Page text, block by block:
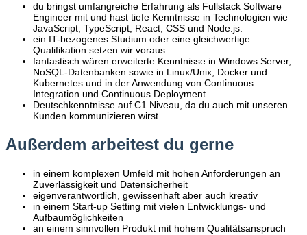
du bringst umfangreiche Erfahrung als Fullstack Software
Engineer mit und hast tiefe Kenntnisse in Technologien wie
JavaScript, TypeScript, React, CSS und Node.js.
ein IT-bezogenes Studium oder eine gleichwertige
Qualifikation setzen wir voraus
fantastisch wären erweiterte Kenntnisse in Windows Server,
NoSQL-Datenbanken sowie in Linux/Unix, Docker und
Kubernetes und in der Anwendung von Continuous
Integration und Continuous Deployment
Deutschkenntnisse auf C1 Niveau, da du auch mit unseren
Kunden kommunizieren wirst
Außerdem arbeitest du gerne
in einem komplexen Umfeld mit hohen Anforderungen an
Zuverlässigkeit und Datensicherheit
eigenverantwortlich, gewissenhaft aber auch kreativ
in einem Start-up Setting mit vielen Entwicklungs- und
Aufbaumöglichkeiten
an einem sinnvollen Produkt mit hohem Qualitätsanspruch